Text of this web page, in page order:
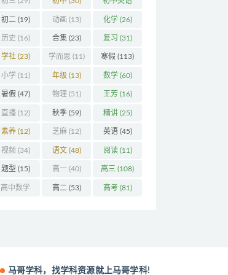
(32)
初二 (19) 动画 (13) 化学(26)
历史 (16) 合集(23) 复习 (31)
学社(23) 学而思 (11) 寒假 (113)
小学(11) 年级 (13) 数学(60)
暑假 (47) 物理 (51) 王芳(16)
直播(12) 秋季(59) 精讲(25)
素养(12) 芝麻(12) 英语(45)
视频 (34) 语文(48) 阅读(11)
题型 (15) 高一(40) 高三 (108)
高中数学 高二 (53) 高考(81)
马哥学科，找学科资源就上马哥学科!